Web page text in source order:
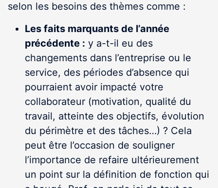
selon les besoins des thèmes comme :
Les faits marquants de l’année
précédente : y a-t-il eu des
changements dans l’entreprise ou le
service, des périodes d’absence qui
pourraient avoir impacté votre
collaborateur (motivation, qualité du
travail, atteinte des objectifs, évolution
du périmètre et des tâches…) ? Cela
peut être l’occasion de souligner
l’importance de refaire ultérieurement
un point sur la définition de fonction qui